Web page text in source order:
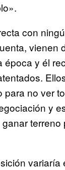
con
vienen
y él
no ver
y
variaría